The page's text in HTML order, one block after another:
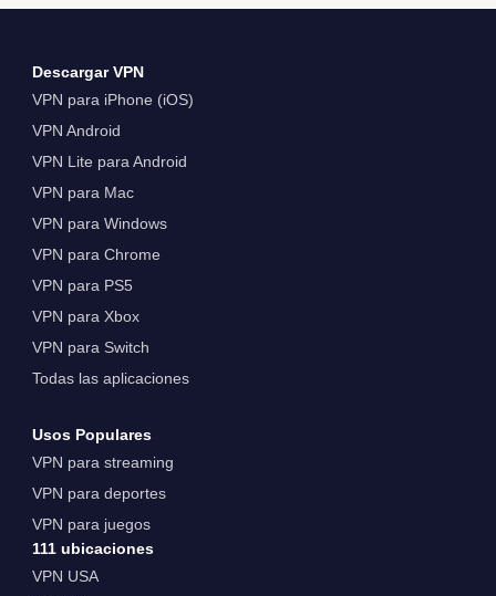
Descargar VPN
VPN para iPhone (iOS)
VPN Android
VPN Lite para Android
VPN para Mac
VPN para Windows
VPN para Chrome
VPN para PS5
VPN para Xbox
VPN para Switch
Todas las aplicaciones
Usos Populares
VPN para streaming
VPN para deportes
VPN para juegos
111 ubicaciones
VPN USA